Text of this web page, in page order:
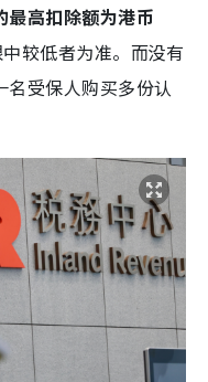
最高扣除额为港币
较低者为准。而没有
名受保人购买多份认